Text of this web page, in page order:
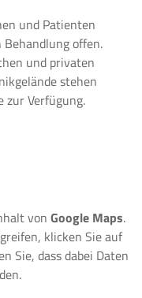
und Patienten
offen.
und privaten
stehen
zur Verfügung.
vonGoogle Maps.
klicken Sie auf
Sie, dass dabei Daten